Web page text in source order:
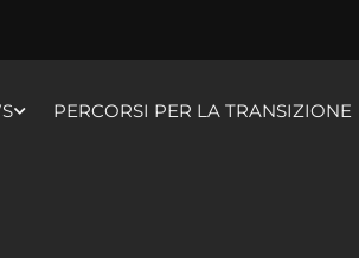
PERCORSI PER LA TRANSIZIONE